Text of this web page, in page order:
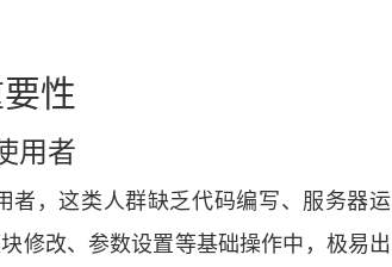
性
用者
，这类人群缺乏代码编写、服务器运
修改、参数设置等基础操作中，极易出